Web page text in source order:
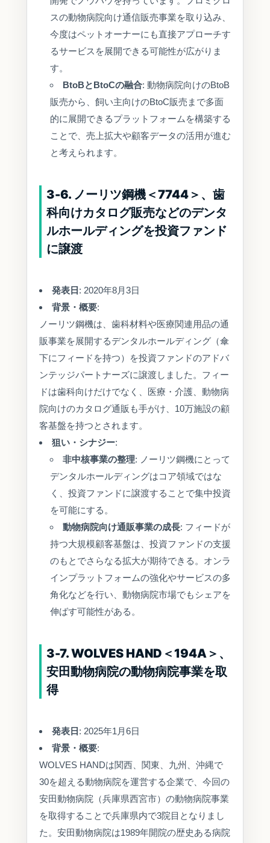
スの動物病院向け通信販売事業を取り込み、
今度はペットオーナーにも直接アプローチす
るサービスを展開できる可能性が広がりま
す。
BtoBとBtoCの融合: 動物病院向けのBtoB
販売から、飼い主向けのBtoC販売まで多面
的に展開できるプラットフォームを構築する
ことで、売上拡大や顧客データの活用が進む
と考えられます。
3-6. ノーリツ鋼機＜7744＞、歯
科向けカタログ販売などのデンタ
ルホールディングを投資ファンド
に譲渡
発表日 : 2020年8月3日
背景・概要:
ノーリツ鋼機は、歯科材料や医療関連用品の通
販事業を展開するデンタルホールディング（傘
下にフィードを持つ）を投資ファンドのアドバ
ンテッジパートナーズに譲渡しました。フィー
ドは歯科向けだけでなく、医療・介護、動物病
院向けのカタログ通販も手がけ、10万施設の顧
客基盤を持つとされます。
狙い・シナジー:
非中核事業の整理: ノーリツ鋼機にとって
デンタルホールディングはコア領域ではな
く、投資ファンドに譲渡することで集中投資
を可能にする。
動物病院向け通販事業の成長: フィードが
持つ大規模顧客基盤は、投資ファンドの支援
のもとでさらなる拡大が期待できる。オンラ
インプラットフォームの強化やサービスの多
角化などを行い、動物病院市場でもシェアを
伸ばす可能性がある。
3-7. WOLVES HAND＜194A＞、
安田動物病院の動物病院事業を取
得
発表日 : 2025年1月6日
背景・概要:
WOLVES HANDは関西、関東、九州、沖縄で
30を超える動物病院を運営する企業で、今回の
安田動物病院（兵庫県西宮市）の動物病院事業
を取得することで兵庫県内で3院目となりまし
た。安田動物病院は1989年開院の歴史ある病院